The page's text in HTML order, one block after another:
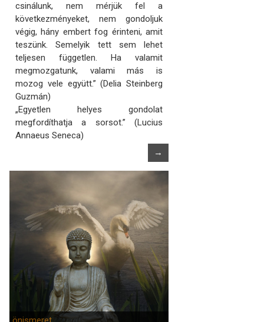
csinálunk, nem mérjük fel a
következményeket, nem gondoljuk
végig, hány embert fog érinteni, amit
teszünk. Semelyik tett sem lehet
teljesen független. Ha valamit
megmozgatunk, valami más is
mozog vele együtt.” (Delia Steinberg
Guzmán)
„Egyetlen helyes gondolat
megfordíthatja a sorsot.” (Lucius
Annaeus Seneca)
→